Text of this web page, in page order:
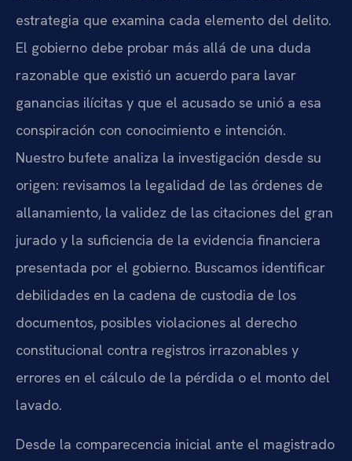
estrategia que examina cada elemento del delito.
El gobierno debe probar más allá de una duda
razonable que existió un acuerdo para lavar
ganancias ilícitas y que el acusado se unió a esa
conspiración con conocimiento e intención.
Nuestro bufete analiza la investigación desde su
origen: revisamos la legalidad de las órdenes de
allanamiento, la validez de las citaciones del gran
jurado y la suficiencia de la evidencia financiera
presentada por el gobierno. Buscamos identificar
debilidades en la cadena de custodia de los
documentos, posibles violaciones al derecho
constitucional contra registros irrazonables y
errores en el cálculo de la pérdida o el monto del
lavado.
Desde la comparecencia inicial ante el magistrado